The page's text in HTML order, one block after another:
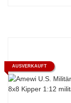
AUSVERKAUFT